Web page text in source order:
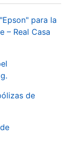
para la
– Real Casa
de